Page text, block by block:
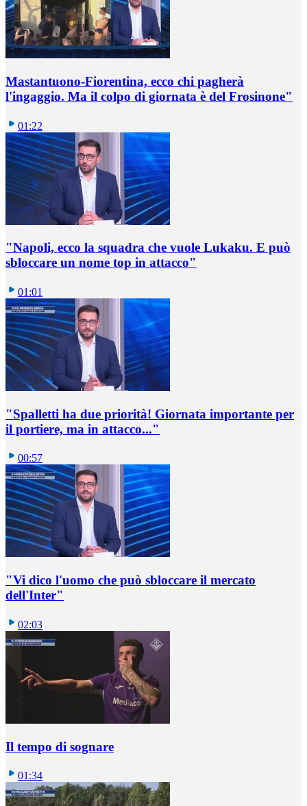
Mastantuono-Fiorentina, ecco chi pagherà
l'ingaggio. Ma il colpo di giornata è del Frosinone"
01:22
"Napoli, ecco la squadra che vuole Lukaku. E può
sbloccare un nome top in attacco"
01:01
"Spalletti ha due priorità! Giornata importante per
il portiere, ma in attacco..."
00:57
"Vi dico l'uomo che può sbloccare il mercato
dell'Inter"
02:03
Il tempo di sognare
01:34